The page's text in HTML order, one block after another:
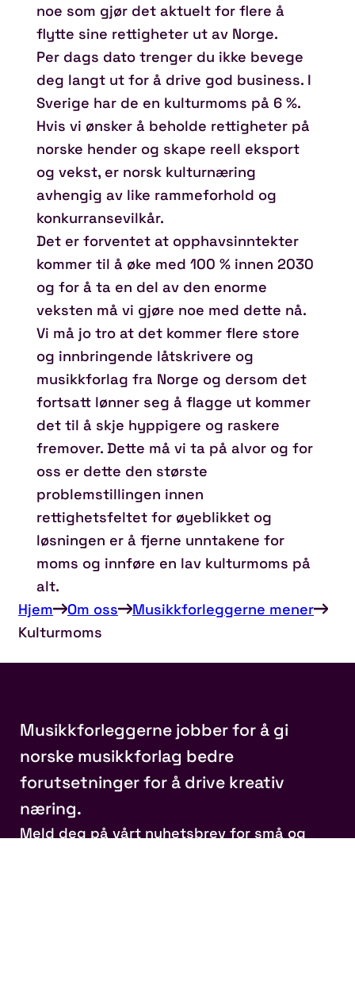
noe som gjør det aktuelt for flere å
flytte sine rettigheter ut av Norge.
Per dags dato trenger du ikke bevege
deg langt ut for å drive god business. I
Sverige har de en kulturmoms på 6 %.
Hvis vi ønsker å beholde rettigheter på
norske hender og skape reell eksport
og vekst, er norsk kulturnæring
avhengig av like rammeforhold og
konkurransevilkår.
Det er forventet at opphavsinntekter
kommer til å øke med 100 % innen 2030
og for å ta en del av den enorme
veksten må vi gjøre noe med dette nå.
Vi må jo tro at det kommer flere store
og innbringende låtskrivere og
musikkforlag fra Norge og dersom det
fortsatt lønner seg å flagge ut kommer
det til å skje hyppigere og raskere
fremover. Dette må vi ta på alvor og for
oss er dette den største
problemstillingen innen
rettighetsfeltet for øyeblikket og
løsningen er å fjerne unntakene for
moms og innføre en lav kulturmoms på
alt.
Hjem
Om oss
Musikkforleggerne mener
Kulturmoms
Musikkforleggerne jobber for å gi
norske musikkforlag bedre
forutsetninger for å drive kreativ
næring.
Meld deg på vårt nyhetsbrev for små og